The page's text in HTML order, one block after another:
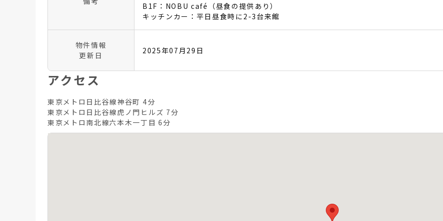
B1F：NOBU café（昼食の提供あり）
キッチンカー：平日昼食時に2-3台来館
物件情報
更新日
2025年07月29日
アクセス
東京メトロ日比谷線神谷町 4分
東京メトロ日比谷線虎ノ門ヒルズ 7分
東京メトロ南北線六本木一丁目 6分